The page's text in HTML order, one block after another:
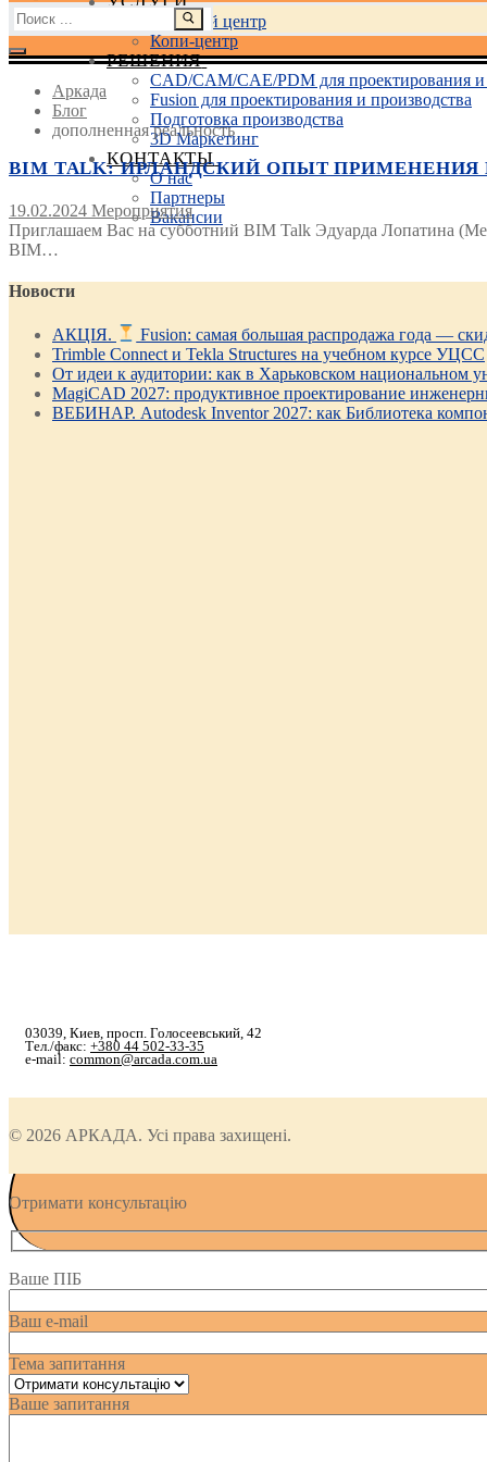
Учебный центр
Копи-центр
РЕШЕНИЯ
CAD/CAM/CAE/PDM для проектирования и
Fusion для проектирования и производства
Подготовка производства
3D Маркетинг
КОНТАКТЫ
О нас
Партнеры
Вакансии
Найти:
Аркада
Блог
дополненная реальность
BIM TALK: ИРЛАНДСКИЙ ОПЫТ ПРИМЕНЕНИЯ
19.02.2024 Мероприятия
Приглашаем Вас на субботний BIM Talk Эдуарда Лопатина
BIM…
Новости
АКЦІЯ. Fusion: самая большая распродажа года —
Trimble Connect и Tekla Structures на учебном курсе УЦСС
От идеи к аудитории: как в Харьковском национальном
MagiCAD 2027: продуктивное проектирование
ВЕБИНАР. Autodesk Inventor 2027: как Библиотека
03039, Киев, просп. Голосеевський, 42
Тел./факс: +380 44 502-33-35
e-mail: common@arcada.com.ua
© 2026 АРКАДА. Усі права захищені.
Отримати консультацію
Ваше ПІБ
Ваш e-mail
Тема запитання
Ваше запитання